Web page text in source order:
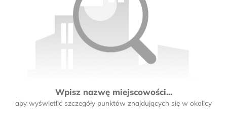
Wpisz nazwę miejscowości...
aby wyświetlić szczegóły punktów znajdujących się w okolicy